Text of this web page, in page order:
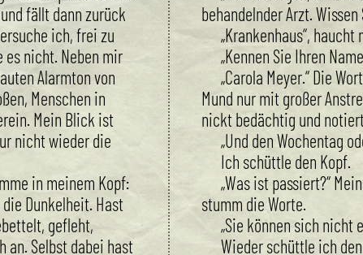
fällt dann zurück
ich, frei zu
es nicht. Neben mir
Alarmton von
Menschen in
Mein Blick ist
nicht wieder die
in meinem Kopf:
Dunkelheit. Hast
gefleht,
an. Selbst dabei hast
behandelnder Arzt. Wissen
„Krankenhaus“,
„Kennen Sie Ihren
„Carola Meyer.“ Die
Mund nur mit großer
nickt bedächtig und
„Und den Wochentag
Ich schüttle den Kopf.
„Was ist passiert?“
stumm die Worte.
„Sie können sich nicht
Wieder schüttle ich